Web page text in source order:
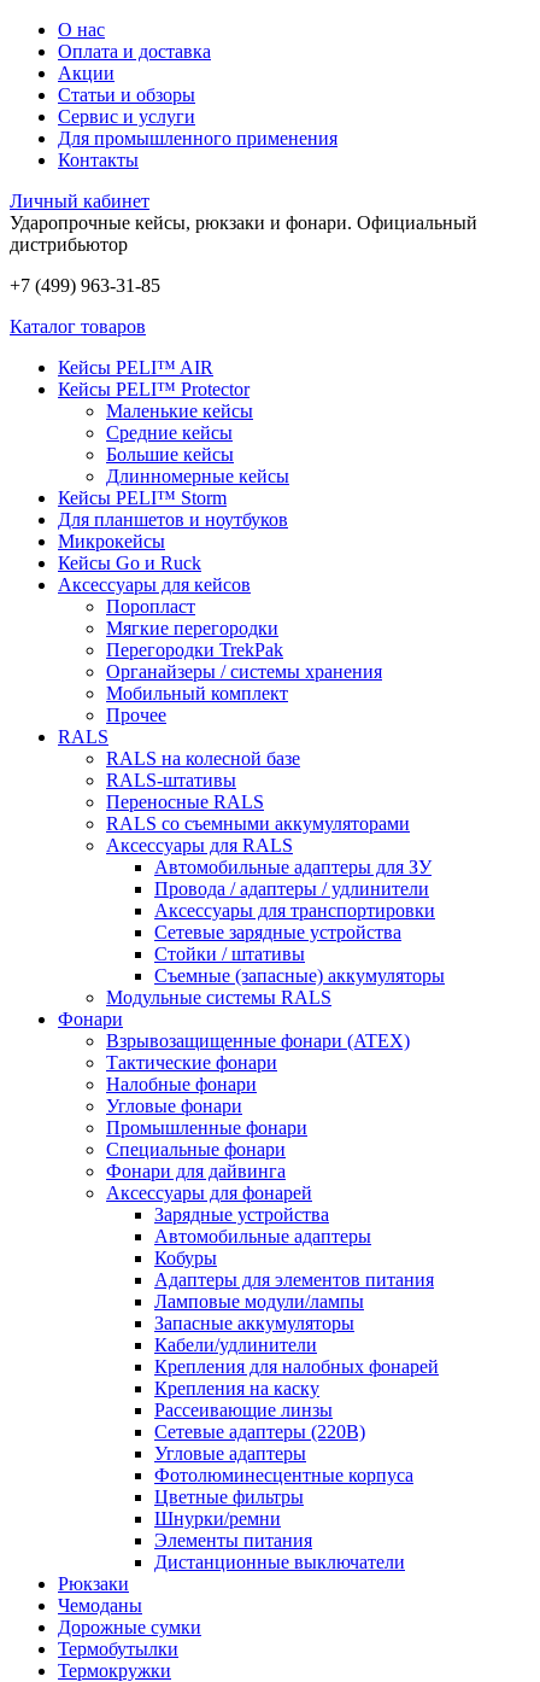
О нас
Оплата и доставка
Акции
Статьи и обзоры
Сервис и услуги
Для промышленного применения
Контакты
Личный кабинет
Ударопрочные кейсы, рюкзаки и фонари. Официальный
дистрибьютор
+7 (499) 963-31-85
Каталог товаров
Кейсы PELI™ AIR
Кейсы PELI™ Protector
Маленькие кейсы
Средние кейсы
Большие кейсы
Длинномерные кейсы
Кейсы PELI™ Storm
Для планшетов и ноутбуков
Микрокейсы
Кейсы Go и Ruck
Аксессуары для кейсов
Поропласт
Мягкие перегородки
Перегородки TrekPak
Органайзеры / системы хранения
Мобильный комплект
Прочее
RALS
RALS на колесной базе
RALS-штативы
Переносные RALS
RALS со съемными аккумуляторами
Аксессуары для RALS
Автомобильные адаптеры для ЗУ
Провода / адаптеры / удлинители
Аксессуары для транспортировки
Сетевые зарядные устройства
Стойки / штативы
Съемные (запасные) аккумуляторы
Модульные системы RALS
Фонари
Взрывозащищенные фонари (ATEX)
Тактические фонари
Налобные фонари
Угловые фонари
Промышленные фонари
Специальные фонари
Фонари для дайвинга
Аксессуары для фонарей
Зарядные устройства
Автомобильные адаптеры
Кобуры
Адаптеры для элементов питания
Ламповые модули/лампы
Запасные аккумуляторы
Кабели/удлинители
Крепления для налобных фонарей
Крепления на каску
Рассеивающие линзы
Сетевые адаптеры (220В)
Угловые адаптеры
Фотолюминесцентные корпуса
Цветные фильтры
Шнурки/ремни
Элементы питания
Дистанционные выключатели
Рюкзаки
Чемоданы
Дорожные сумки
Термобутылки
Термокружки